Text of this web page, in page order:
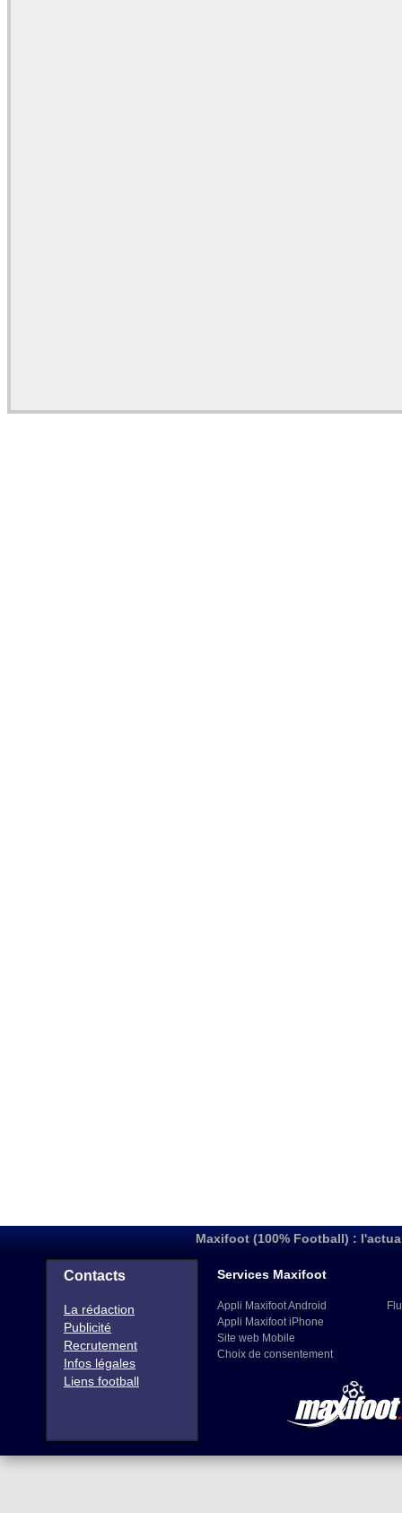
Maxifoot (100% Football) :
Contacts
La rédaction
Publicité
Recrutement
Infos légales
Liens football
Services Maxifoot
Appli Maxifoot Android
Appli Maxifoot iPhone
Site web Mobile
Choix de consentement